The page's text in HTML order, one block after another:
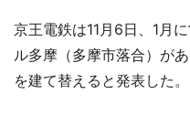
京王電鉄は11月6日、1月
ル多摩（多摩市落合）が
を建て替えると発表した。